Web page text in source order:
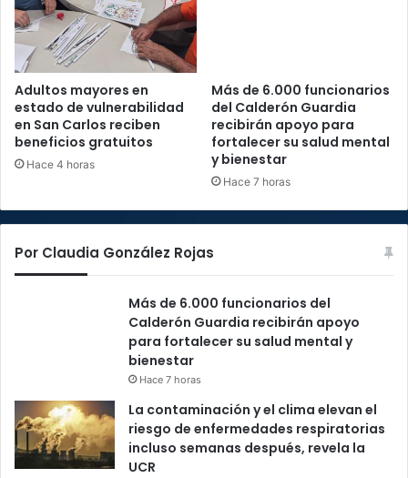
Adultos mayores en
estado de vulnerabilidad
en San Carlos reciben
beneficios gratuitos
Hace 4 horas
Más de 6.000 funcionarios
del Calderón Guardia
recibirán apoyo para
fortalecer su salud mental
y bienestar
Hace 7 horas
Por Claudia González Rojas
Más de 6.000 funcionarios del
Calderón Guardia recibirán apoyo
para fortalecer su salud mental y
bienestar
Hace 7 horas
La contaminación y el clima elevan el
riesgo de enfermedades respiratorias
incluso semanas después, revela la
UCR